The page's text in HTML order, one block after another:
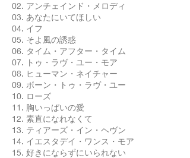
02. アンチェインド・メロディ
03. あなたにいてほしい
04. イフ
05. そよ風の誘惑
06. タイム・アフター・タイム
07. トゥ・ラヴ・ユー・モア
08. ヒューマン・ネイチャー
09. ボーン・トゥ・ラヴ・ユー
10. ローズ
11. 胸いっぱいの愛
12. 素直になれなくて
13. ティアーズ・イン・ヘヴン
14. イエスタデイ・ワンス・モア
15. 好きにならずにいられない